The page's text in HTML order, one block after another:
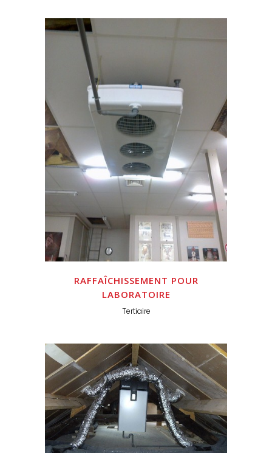
RAFFAÎCHISSEMENT POUR
LABORATOIRE
Tertiaire